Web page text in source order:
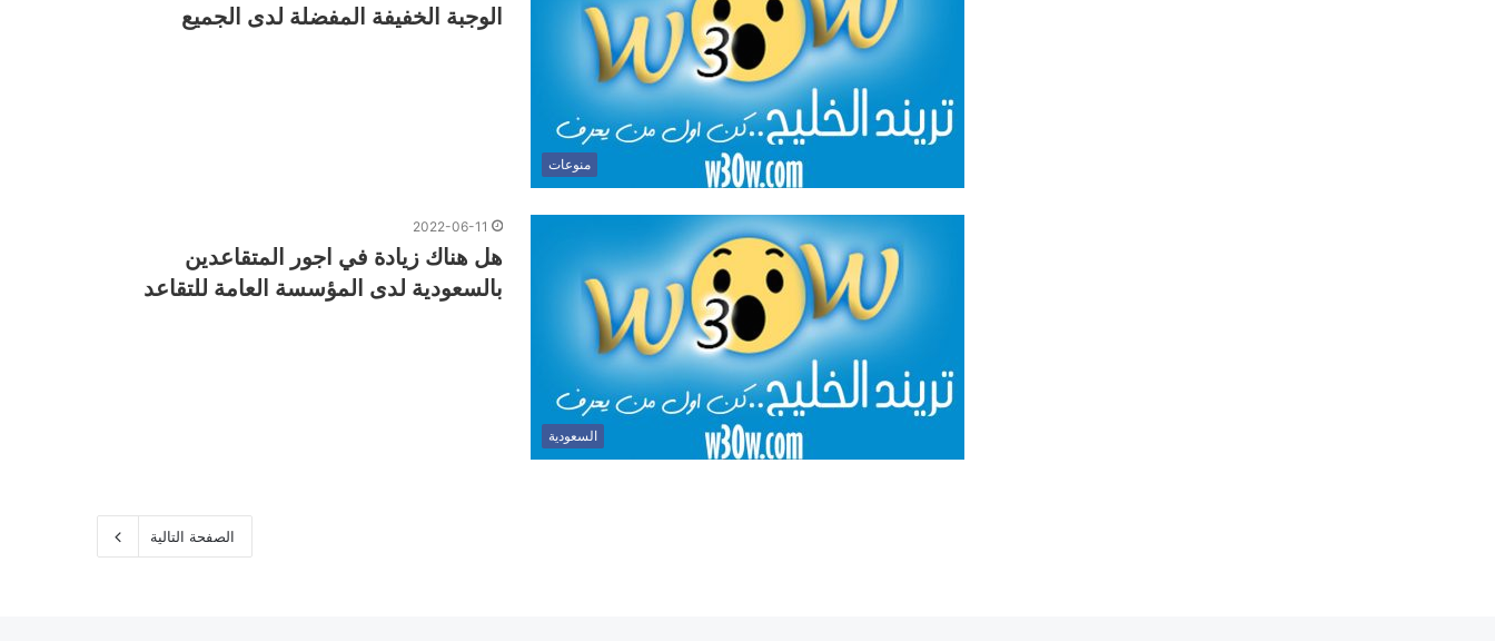
منوعات
الوجبة الخفيفة المفضلة لدى الجميع
السعودية
2022-06-11
هل هناك زيادة في اجور المتقاعدين
بالسعودية لدى المؤسسة العامة للتقاعد
الصفحة التالية